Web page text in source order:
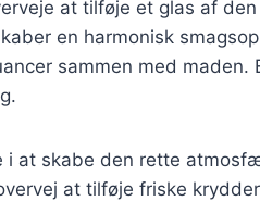
at tilføje et glas af den
en harmonisk
sammen med maden.
i at skabe den rette
at tilføje friske